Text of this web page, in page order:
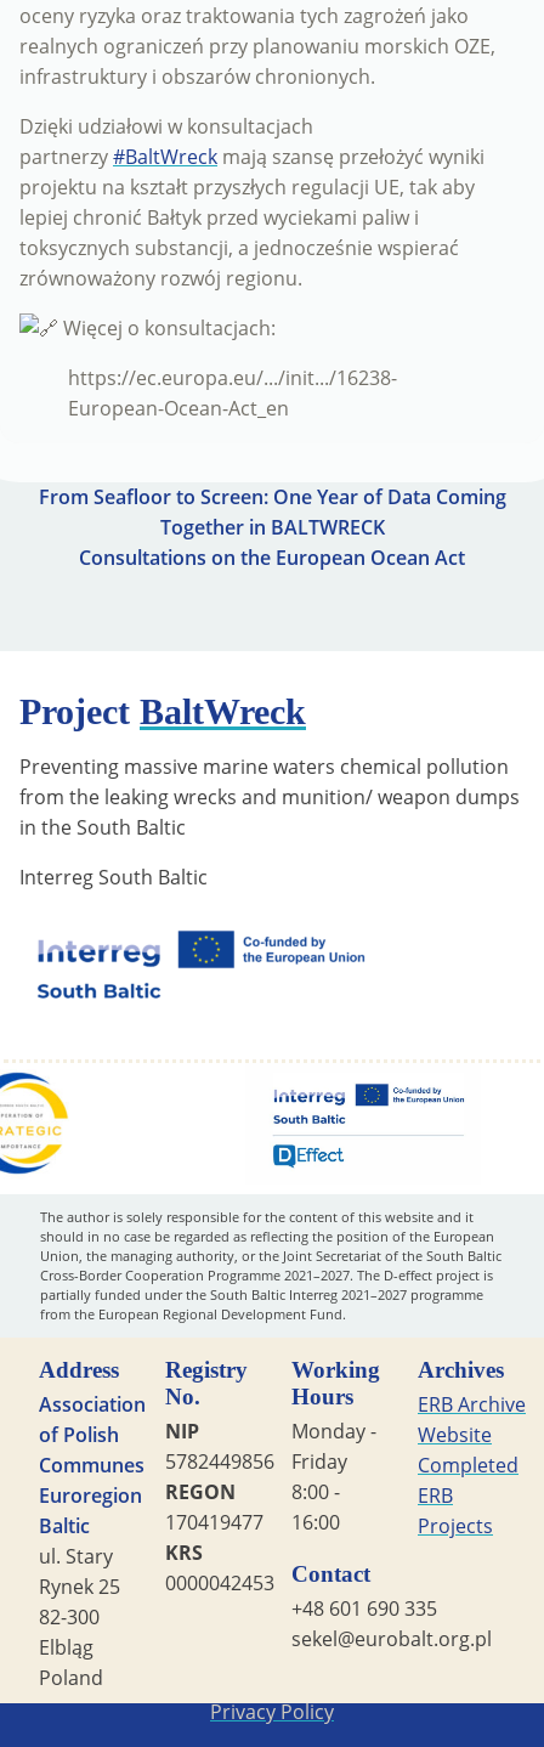
oceny ryzyka oraz traktowania tych zagrożeń jako
realnych ograniczeń przy planowaniu morskich OZE,
infrastruktury i obszarów chronionych.
Dzięki udziałowi w konsultacjach
partnerzy#BaltWreck mają szansę przełożyć wyniki
projektu na kształt przyszłych regulacji UE, tak aby
lepiej chronić Bałtyk przed wyciekami paliw i
toksycznych substancji, a jednocześnie wspierać
zrównoważony rozwój regionu.
Więcej o konsultacjach:
https://ec.europa.eu/.../init.../16238-
European-Ocean-Act_en
From Seafloor to Screen: One Year of Data Coming
Together in BALTWRECK
Consultations on the European Ocean Act
Project BaltWreck
Preventing massive marine waters chemical pollution
from the leaking wrecks and munition/ weapon dumps
in the South Baltic
Interreg South Baltic
The author is solely responsible for the content of this website and it
should in no case be regarded as reflecting the position of the European
Union, the managing authority, or the Joint Secretariat of the South Baltic
Cross-Border Cooperation Programme 2021–2027. The D-effect project is
partially funded under the South Baltic Interreg 2021–2027 programme
from the European Regional Development Fund.
Address
Association
of Polish
Communes
Euroregion
Baltic
ul. Stary
Rynek 25
82-300
Elbląg
Poland
Registry
No.
NIP
5782449856
REGON
170419477
KRS
0000042453
Working
Hours
Monday -
Friday
8:00 -
16:00
Contact
+48 601 690 335
sekel@eurobalt.org.pl
Archives
ERB Archive
Website
Completed
ERB
Projects
Privacy Policy